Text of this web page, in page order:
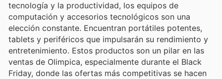
tecnología y la productividad, los equipos de
computación y accesorios tecnológicos son una
elección constante. Encuentran portátiles potentes,
tablets y periféricos que impulsarán su rendimiento y
entretenimiento. Estos productos son un pilar en las
ventas de Olimpica, especialmente durante el Black
Friday, donde las ofertas más competitivas se hacen